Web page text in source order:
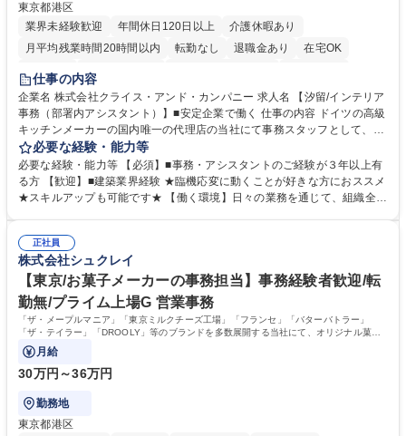
東京都港区
業界未経験歓迎
年間休日120日以上
介護休暇あり
月平均残業時間20時間以内
転勤なし 退職金あり
在宅OK
育休あり
完全週休2日制
駅近5分以内
土日祝休み
仕事の内容
企業名 株式会社クライス・アンド・カンパニー 求人名 【汐留/インテリア
事務（部署内アシスタント）】■安定企業で働く 仕事の内容 ドイツの高級
キッチンメーカーの国内唯一の代理店の当社にて事務スタッフとして、部
署内の事務業務全般をお任せいたします。 裁量を持って働いていただける
ため、スキルアップも可能です。 【部署内の事務業務全般】 ■サンプルの
仕分け・整理 ■電話応対 ■書類作成（会議資料、お客様宛請求書、支払書
類を取りまとめて経理へ提出等） ■ショールームアテンド・運営・予約業
インテリア事務（部署内アシスタント）】■安定企業で働く
必要な経験・能力等
必要な経験・能力等 【必須】■事務・アシスタントのご経験が３年以上有
る方 【歓迎】■建築業界経験 ★臨機応変に動くことが好きな方におススメ
★スキルアップも可能です★ 【働く環境】日々の業務を通じて、組織全体
ームとの協力や新しいアイデアを活かす場もあり、やりがいを感じながら
働けます。 【歓迎】 ■インテリアの業界のご経験が有る方■PCの作業に慣
れている方 学歴・資格 学歴：大学院 大学 高専 短大 専修学校 語学力： 資
格：
正社員
株式会社シュクレイ
【東京/お菓子メーカーの事務担当】事務経験者歓迎/転
勤無/プライム上場G 営業事務
「ザ・メープルマニア」「東京ミルクチーズ工場」「フランセ」「バターバトラー」
「ザ・テイラー」「DROOLY」等のブランドを多数展開する当社にて、オリジナル菓子
ブランド商品の事務業務をお任せいたします。
月給
30万円～36万円
勤務地
東京都港区